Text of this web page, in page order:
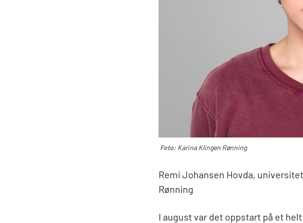
Foto: Karina Klingen Rønning
Remi Johansen Hovda,
Rønning
I august var det oppstart på et